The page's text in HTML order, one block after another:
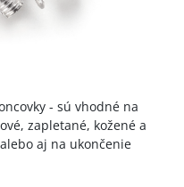
- sú vhodné na
zapletané, kožené a
aj na ukončenie